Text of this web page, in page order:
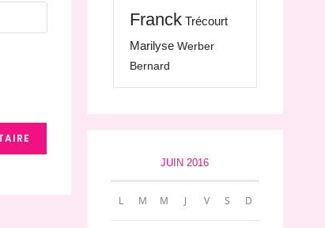
Franck Trécourt
Marilyse Werber
Bernard
JUIN 2016
L M M J V S D